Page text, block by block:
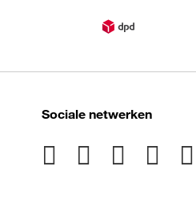
Sociale netwerken